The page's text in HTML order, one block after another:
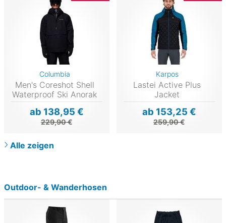
Columbia
Men's Coreshot Shell
Waterproof Ski Anorak
ab 138,95 €
229,90 €
Karpos
Lastei Active Plus
Jacket
ab 153,25 €
259,90 €
Alle zeigen
Outdoor- & Wanderhosen